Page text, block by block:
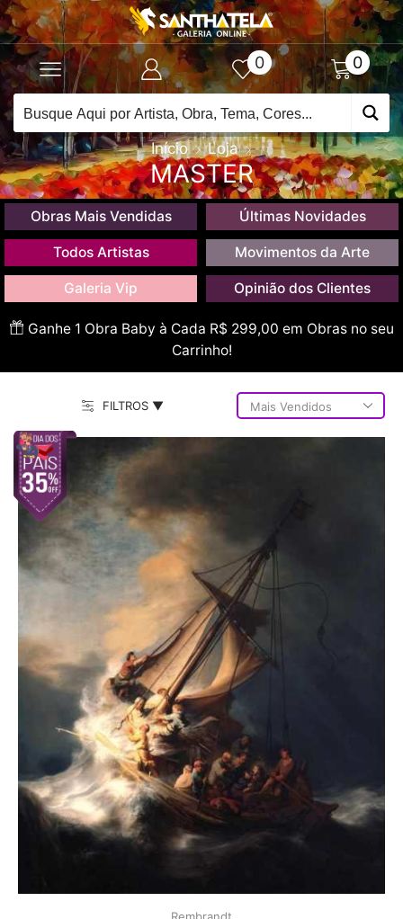
0 0
Início Loja
MASTER
Obras Mais Vendidas Últimas Novidades
Todos Artistas Movimentos da Arte
Galeria Vip Opinião dos Clientes
Ganhe 1 Obra Baby à Cada R$ 299,00 em Obras no seu
Carrinho!
FILTROS ▼
Rembrandt